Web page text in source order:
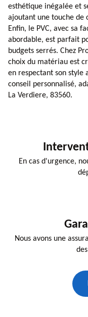
esthétique inégalée et
ajoutant une touche
Enfin, le PVC, avec sa
abordable, est parfait
budgets serrés. Chez
choix du matériau est
en respectant son style
conseil personnalisé,
La Verdiere, 83560.
En cas d'urgence,
Nous avons une